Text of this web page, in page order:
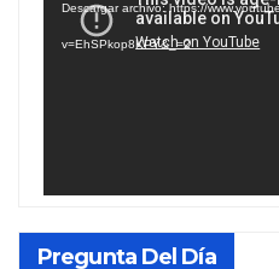
vídeo
Descargar archivo: https://
v=EhSPkop8KPY&_=2
Pregunta Del Día